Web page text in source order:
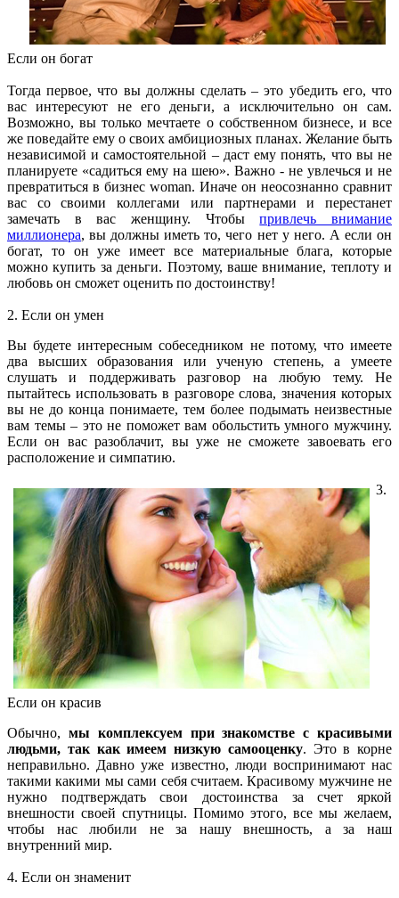
Если он богат
Тогда первое, что вы должны сделать – это убедить его, что
вас интересуют не его деньги, а исключительно он сам.
Возможно, вы только мечтаете о собственном бизнесе, и все
же поведайте ему о своих амбициозных планах. Желание быть
независимой и самостоятельной – даст ему понять, что вы не
планируете «садиться ему на шею». Важно - не увлечься и не
превратиться в бизнес woman. Иначе он неосознанно сравнит
вас со своими коллегами или партнерами и перестанет
замечать в вас женщину. Чтобыпривлечь внимание
миллионера, вы должны иметь то, чего нет у него. А если он
богат, то он уже имеет все материальные блага, которые
можно купить за деньги. Поэтому, ваше внимание, теплоту и
любовь он сможет оценить по достоинству!
2. Если он умен
Вы будете интересным собеседником не потому, что имеете
два высших образования или ученую степень, а умеете
слушать и поддерживать разговор на любую тему. Не
пытайтесь использовать в разговоре слова, значения которых
вы не до конца понимаете, тем более подымать неизвестные
вам темы – это не поможет вам обольстить умного мужчину.
Если он вас разоблачит, вы уже не сможете завоевать его
расположение и симпатию.
3.
Если он красив
Обычно, мы комплекcуем при знакомстве с красивыми
людьми, так как имеем низкую самооценку. Это в корне
неправильно. Давно уже известно, люди воспринимают нас
такими какими мы сами себя считаем. Красивому мужчине не
нужно подтверждать свои достоинства за счет яркой
внешности своей спутницы. Помимо этого, все мы желаем,
чтобы нас любили не за нашу внешность, а за наш
внутренний мир.
4. Если он знаменит